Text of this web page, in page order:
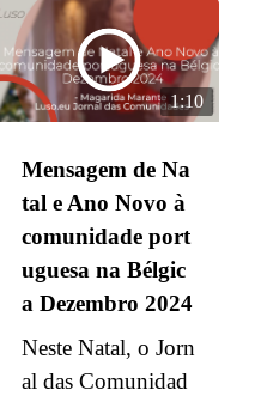
1:10
Mensagem de Na
tal e Ano Novo à
comunidade port
uguesa na Bélgic
a Dezembro 2024
Neste Natal, o Jorn
al das Comunidad